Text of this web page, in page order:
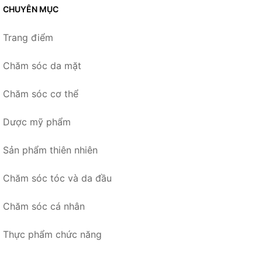
CHUYÊN MỤC
Trang điểm
Chăm sóc da mặt
Chăm sóc cơ thể
Dược mỹ phẩm
Sản phẩm thiên nhiên
Chăm sóc tóc và da đầu
Chăm sóc cá nhân
Thực phẩm chức năng